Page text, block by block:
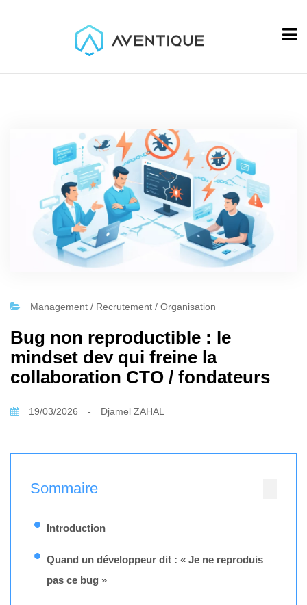
Management / Recrutement / Organisation
Bug non reproductible : le
mindset dev qui freine la
collaboration CTO / fondateurs
19/03/2026 - Djamel ZAHAL
Sommaire
Introduction
Quand un développeur dit : « Je ne reproduis
pas ce bug »